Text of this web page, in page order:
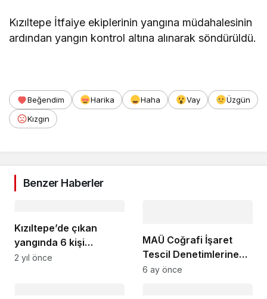
Kızıltepe İtfaiye ekiplerinin yangına müdahalesinin
ardından yangın kontrol altına alınarak söndürüldü.
Beğendim Harika Haha Vay
Üzgün
Kızgın
Benzer Haberler
Kızıltepe’de çıkan
yangında 6 kişi
dumandan etkilendi
2 yıl önce
MAÜ Coğrafi İşaret
Tescil Denetimlerine
Başladı
6 ay önce